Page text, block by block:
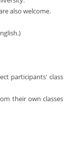
also welcome.
participants' class
their own classes